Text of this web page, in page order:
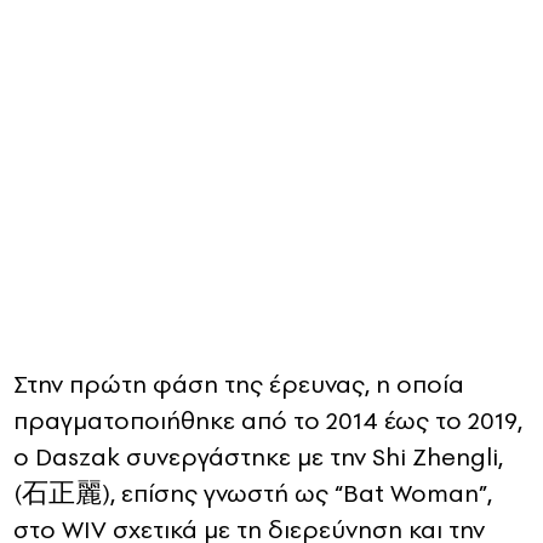
Στην πρώτη φάση της έρευνας, η οποία
πραγματοποιήθηκε από το 2014 έως το 2019,
ο Daszak συνεργάστηκε με την Shi Zhengli,
(石正麗), επίσης γνωστή ως “Bat Woman”,
στο WIV σχετικά με τη διερεύνηση και την